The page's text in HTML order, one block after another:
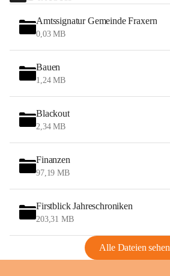
Amtssignatur Gemeinde Fraxern
0,03 MB
Bauen
1,24 MB
Blackout
2,34 MB
Finanzen
97,19 MB
Firstblick Jahreschroniken
203,31 MB
Alle Dateien sehen